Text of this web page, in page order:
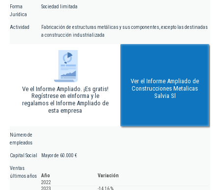
Forma
Jurídica
Sociedad limitada
Actividad
Fabricación de estructuras metálicas y sus componentes, excepto las destinadas
a construcción industrializada
Ve el Informe Ampliado. ¡Es gratis!
Regístrese en eInforma y le
regalamos el Informe Ampliado de
esta empresa
Ver el Informe Ampliado de
Construcciones Metalicas
Salvia Sl
Número de
empleados
Capital Social Mayor de 60.000 €
Ventas
últimos años
Año
Variación
2022